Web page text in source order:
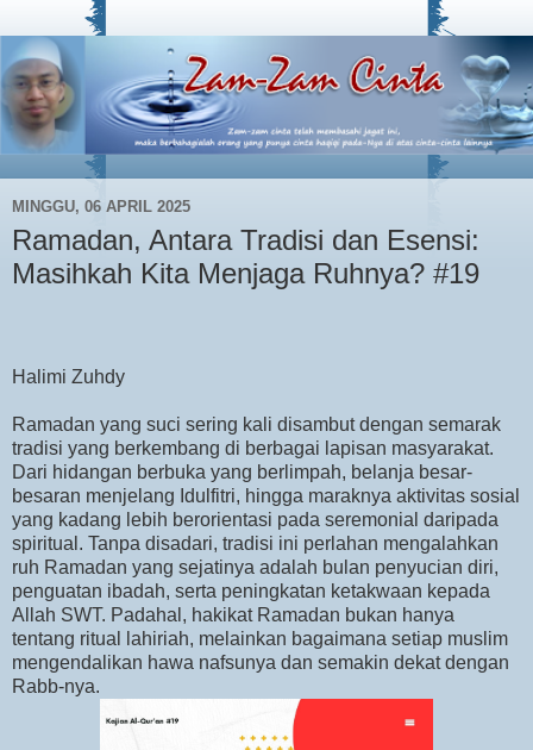
MINGGU, 06 APRIL 2025
Ramadan, Antara Tradisi dan Esensi:
Masihkah Kita Menjaga Ruhnya? #19
Halimi Zuhdy
Ramadan yang suci sering kali disambut dengan semarak
tradisi yang berkembang di berbagai lapisan masyarakat.
Dari hidangan berbuka yang berlimpah, belanja besar-
besaran menjelang Idulfitri, hingga maraknya aktivitas sosial
yang kadang lebih berorientasi pada seremonial daripada
spiritual. Tanpa disadari, tradisi ini perlahan mengalahkan
ruh Ramadan yang sejatinya adalah bulan penyucian diri,
penguatan ibadah, serta peningkatan ketakwaan kepada
Allah SWT. Padahal, hakikat Ramadan bukan hanya
tentang ritual lahiriah, melainkan bagaimana setiap muslim
mengendalikan hawa nafsunya dan semakin dekat dengan
Rabb-nya.